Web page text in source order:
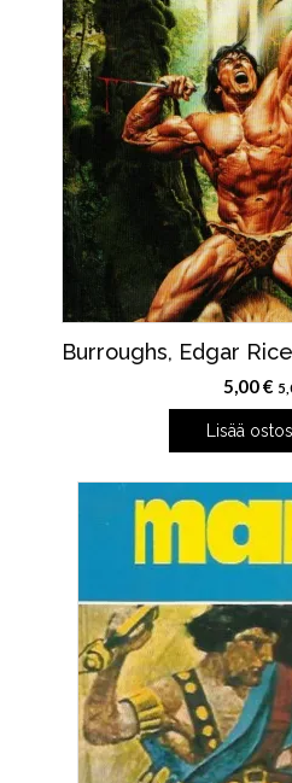
Burroughs, Edgar
5,00€
Lisää